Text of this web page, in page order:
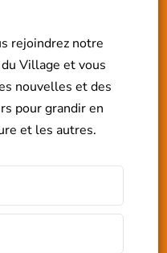
rejoindrez notre
Village et vous
nouvelles et des
pour grandir en
et les autres.